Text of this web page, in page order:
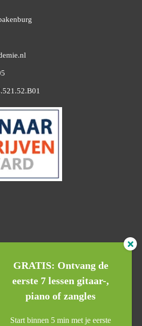
GRATIS: Ontvang de
eerste 7 lessen gitaar-,
piano of zangles
Start binnen 5 min met je eerste